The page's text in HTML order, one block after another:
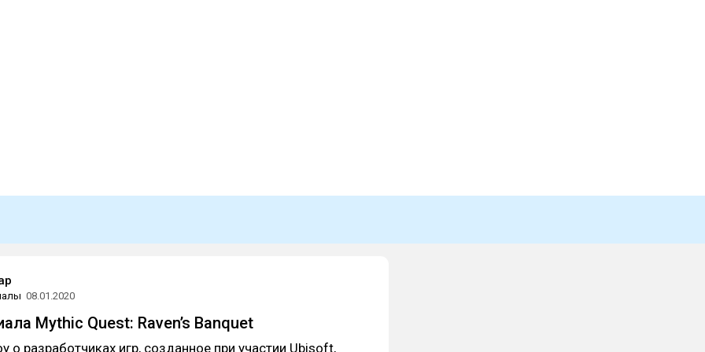
08.01.2020
Mythic Quest: Raven’s Banquet
о разработчиках игр, созданное при участии Ubisoft,